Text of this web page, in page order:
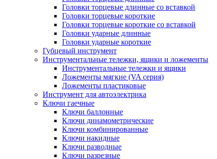
Головки торцевые длинные со вставкой
Головки торцевые короткие
Головки торцевые короткие со вставкой
Головки ударные длинные
Головки ударные короткие
Губцевый инструмент
Инструментальные тележки, ящики и ложементы
Инструментальные тележки и ящики
Ложементы мягкие (VA серия)
Ложементы пластиковые
Инструмент для автоэлектрика
Ключи гаечные
Ключи баллонные
Ключи динамометрические
Ключи комбинированные
Ключи накидные
Ключи разводные
Ключи разрезные